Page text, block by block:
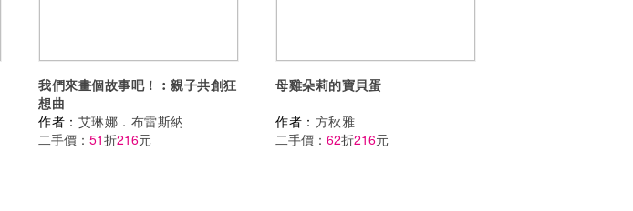
我們來畫個故事吧！︰親子共創狂
想曲
作者： 艾琳娜．布雷斯納
二手價： 51折216元
母雞朵莉的寶貝蛋
作者： 方秋雅
二手價： 62折216元